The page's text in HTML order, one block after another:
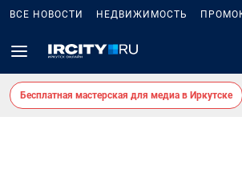
ВСЕ НОВОСТИ НЕДВИЖИМОСТЬ
Бесплатная мастерская для медиа в Иркутске